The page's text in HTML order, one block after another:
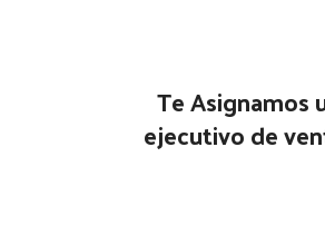
Te Asignamos
ejecutivo de